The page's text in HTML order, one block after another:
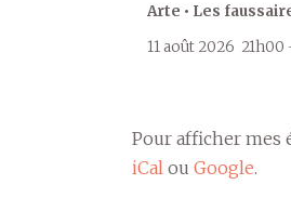
Arte • Les
11 août 2026 21h00
Pour afficher mes
iCal ou Google.